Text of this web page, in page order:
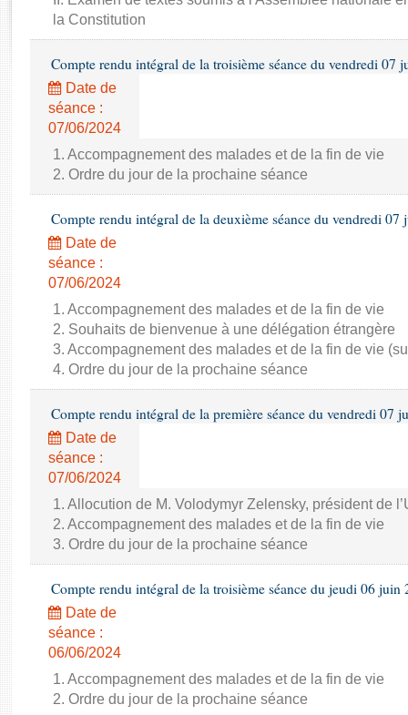
Rapports d'enquête
Rapports législatifs
Baromètre de l’application des lois
Dossiers législatifs
Questions écrites et orales
la Constitution
Compte rendu intégral de la troisième séance du vendredi 07
Date de
séance :
07/06/2024
1. Accompagnement des malades et de la fin de vie
2. Ordre du jour de la prochaine séance
Compte rendu intégral de la deuxième séance du vendredi 07
Date de
séance :
07/06/2024
1. Accompagnement des malades et de la fin de vie
2. Souhaits de bienvenue à une délégation étrangère
3. Accompagnement des malades et de la fin de vie
4. Ordre du jour de la prochaine séance
Compte rendu intégral de la première séance du vendredi 07
Date de
séance :
07/06/2024
1. Allocution de M. Volodymyr Zelensky, président de
2. Accompagnement des malades et de la fin de vie
3. Ordre du jour de la prochaine séance
Compte rendu intégral de la troisième séance du jeudi 06 juin
Date de
séance :
06/06/2024
1. Accompagnement des malades et de la fin de vie
2. Ordre du jour de la prochaine séance